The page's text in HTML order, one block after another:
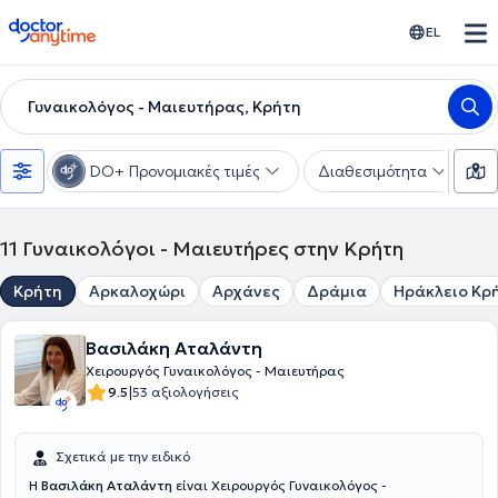
doctoranytime EL
Γυναικολόγος - Μαιευτήρας, Κρήτη
DO+ Προνομιακές τιμές Διαθεσιμότητα
11 Γυναικολόγοι - Μαιευτήρες στην Κρήτη
Κρήτη Αρκαλοχώρι Αρχάνες Δράμια Ηράκλειο
Βασιλάκη Αταλάντη
Χειρουργός Γυναικολόγος - Μαιευτήρας
9.5|53 αξιολογήσεις
Σχετικά με την ειδικό
Η Βασιλάκη Αταλάντη είναι Χειρουργός Γυναικολόγος -